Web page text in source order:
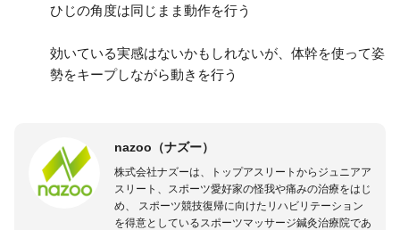
ひじの角度は同じまま動作を行う
効いている実感はないかもしれないが、体幹を使って姿
勢をキープしながら動きを行う
nazoo（ナズー）
株式会社ナズーは、トップアスリートからジュニアア
スリート、スポーツ愛好家の怪我や痛みの治療をはじ
め、 スポーツ競技復帰に向けたリハビリテーション
を得意としているスポーツマッサージ鍼灸治療院であ